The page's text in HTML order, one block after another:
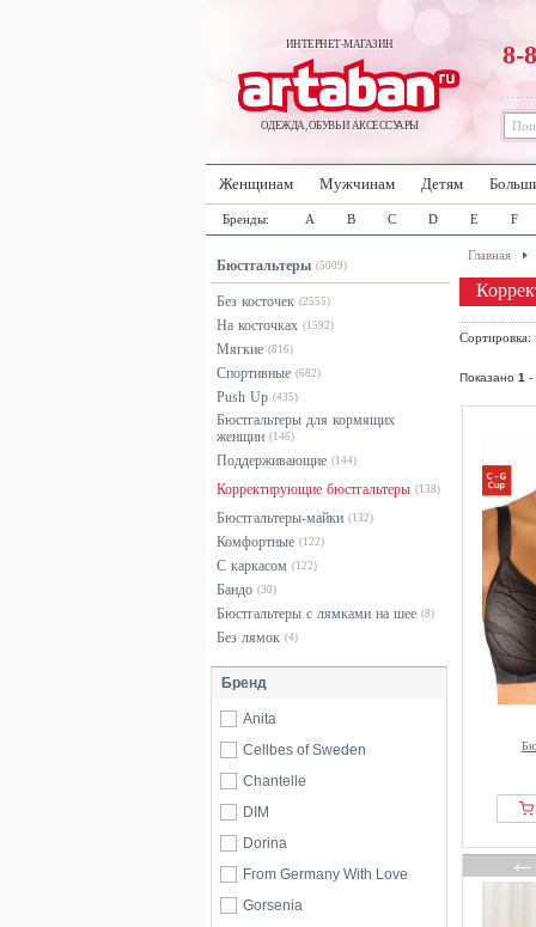
ИНТЕРНЕТ-МАГАЗИН
ОДЕЖДА, ОБУВЬ И АКСЕССУАРЫ
8-
Женщинам Мужчинам Детям
Бренды: A B C D E F
Бюстгальтеры (5009)
Без косточек (2555)
На косточках (1592)
Мягкие (816)
Спортивные (682)
Push Up (435)
Бюстгальтеры для кормящих
женщин (146)
Поддерживающие (144)
Корректирующие бюстгальтеры (138)
Бюстгальтеры-майки (132)
Комфортные (122)
С каркасом (122)
Бандо (30)
Бюстгальтеры с лямками на шее (8)
Без лямок (4)
Бренд
Anita
Cellbes of Sweden
Chantelle
DIM
Dorina
From Germany With Love
Gorsenia
Главная
Показано 1 -